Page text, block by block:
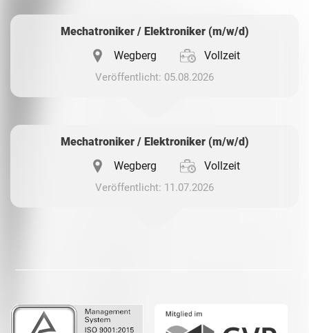
Mechatroniker / Elektroniker (m/w/d)
Wegberg
Vollzeit
Veröffentlicht: 05.08.2026
Mechatroniker / Elektroniker (m/w/d)
Wegberg
Vollzeit
Veröffentlicht: 11.07.2026